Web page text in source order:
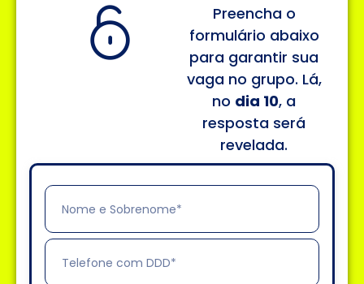
Preencha o
formulário abaixo
para garantir sua
vaga no grupo. Lá,
no dia 10, a
resposta será
revelada.